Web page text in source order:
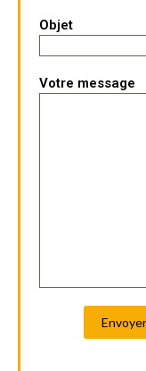
Objet
Votre message